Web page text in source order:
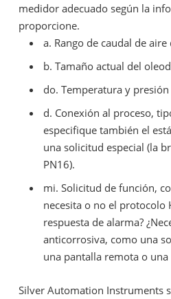
medidor adecuado según la
proporcione.
a. Rango de caudal de
b. Tamaño actual del
do. Temperatura y
d. Conexión al proceso,
especifique también el
una solicitud especial (la
PN16).
mi. Solicitud de función,
necesita o no el protocolo
respuesta de alarma?
anticorrosiva, como una
una pantalla remota o
Silver Automation Instruments